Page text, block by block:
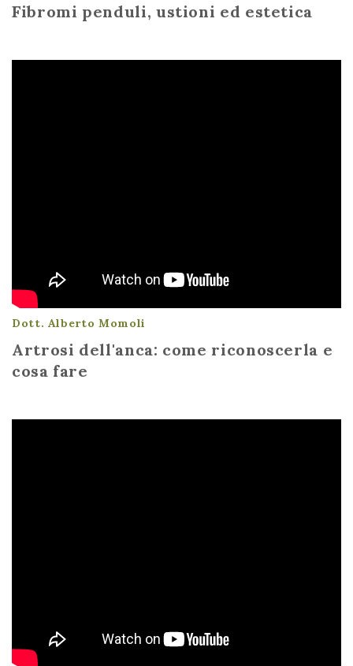
Fibromi penduli, ustioni ed estetica
Dott. Alberto Momoli
Artrosi dell'anca: come riconoscerla e
cosa fare